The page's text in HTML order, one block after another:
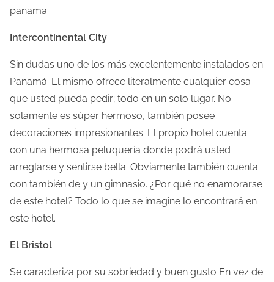
t
a
panama.
Intercontinental City
Sin dudas uno de los más excelentemente instalados en
Panamá. El mismo ofrece literalmente cualquier cosa
que usted pueda pedir; todo en un solo lugar. No
solamente es súper hermoso, también posee
decoraciones impresionantes. El propio hotel cuenta
con una hermosa peluquería donde podrá usted
arreglarse y sentirse bella. Obviamente también cuenta
con también de y un gimnasio. ¿Por qué no enamorarse
de este hotel? Todo lo que se imagine lo encontrará en
este hotel.
El Bristol
Se caracteriza por su sobriedad y buen gusto En vez de